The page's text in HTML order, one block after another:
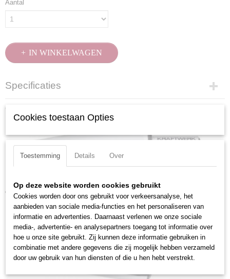
Aantal
IN WINKELWAGEN
Specificaties
18130
7612206087599
18130
Ook interessant
Kraftwerk 18110 Plaatboor hss-co 3-14
€ 22,14
Cookies toestaan Opties
Toestemming Details Over
Op deze website worden cookies gebruikt
Cookies worden door ons gebruikt voor verkeersanalyse, het
aanbieden van sociale media-functies en het personaliseren van
informatie en advertenties. Daarnaast verlenen we onze sociale
media-, advertentie- en analysepartners toegang tot informatie over
hoe u onze site gebruikt. Zij kunnen deze informatie gebruiken in
combinatie met andere gegevens die zij mogelijk hebben verzameld
door uw gebruik van hun diensten of die u hen hebt verstrekt.